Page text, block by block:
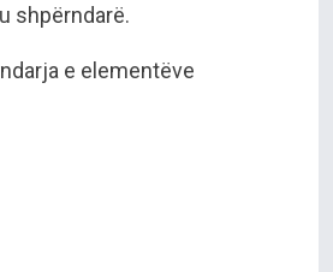
shpërndarë.
e elementëve